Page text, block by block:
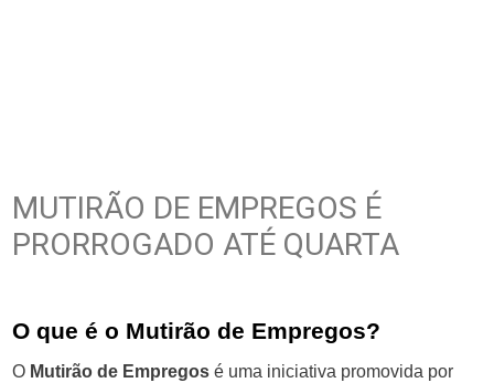
MUTIRÃO DE EMPREGOS É
PRORROGADO ATÉ QUARTA
O que é o Mutirão de Empregos?
O Mutirão de Empregos é uma iniciativa promovida por